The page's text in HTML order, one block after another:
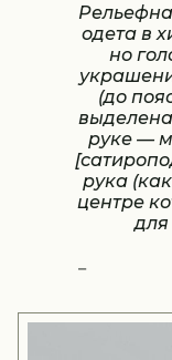
одета в
но
(до
руке —
рука
центре